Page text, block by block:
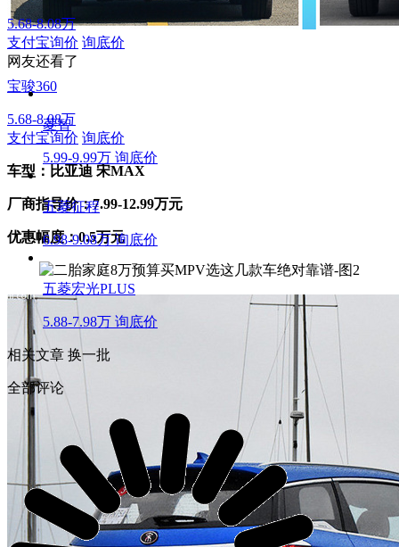
宝骏360
5.68-8.08万
支付宝询价 询底价
车型：比亚迪 宋MAX
厂商指导价：7.99-12.99万元
优惠幅度：0.5万元
5.68-8.08万
支付宝询价 询底价
网友还看了
菱智
5.99-9.99万 询底价
五菱征程
6.98-9.08万 询底价
五菱宏光PLUS
5.88-7.98万 询底价
相关文章 换一批
全部评论